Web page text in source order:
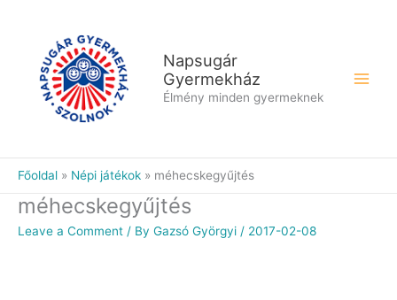
Napsugár
Gyermekház
Élmény minden gyermeknek
Főoldal Népi játékok méhecskegyűjtés
méhecskegyűjtés
Leave a Comment / By Gazsó Györgyi / 2017-02-08